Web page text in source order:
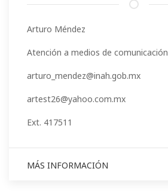
Arturo Méndez
Atención a medios de comunicación
arturo_mendez@inah.gob.mx
artest26@yahoo.com.mx
Ext. 417511
MÁS INFORMACIÓN